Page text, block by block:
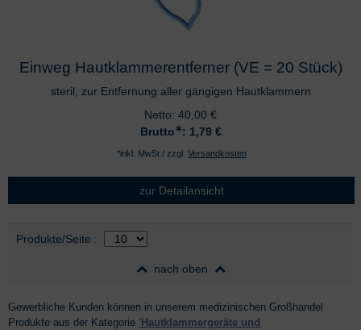
Einweg Hautklammerentferner (VE = 20 Stück)
steril, zur Entfernung aller gängigen Hautklammern
Netto: 40,00 €
Brutto∗: 1,79 €
*inkl. MwSt./ zzgl. Versandkosten
zur Detailansicht
Auswahl
Produkte/Seite nach Produktliste
:
nach oben
Gewerbliche Kunden können in unserem medizinischen Großhandel
Produkte aus der Kategorie 'Hautklammergeräte und